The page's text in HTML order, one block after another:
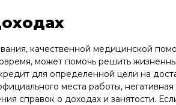
качественной медицинской
может помочь решить
для определенной цели на
места работы,
справок о доходах и занятости.